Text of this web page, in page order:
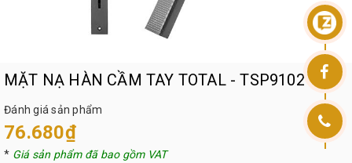
MẶT NẠ HÀN CẦM TAY TOTAL - TSP9102
Đánh giá sản phẩm
76.680₫
* Giá sản phẩm đã bao gồm VAT